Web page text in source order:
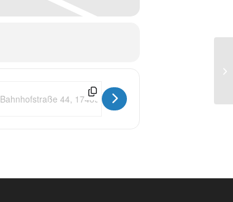
Destination Address - Milonga [TvwlU9uaK]